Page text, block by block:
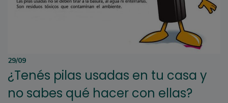
29/09
¿Tenés pilas usadas en tu casa y
no sabes qué hacer con ellas?